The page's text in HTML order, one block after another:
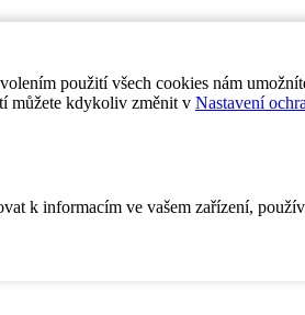
použití všech cookies nám
můžete kdykoliv změnit v Nastavení
k informacím ve vašem zařízení,